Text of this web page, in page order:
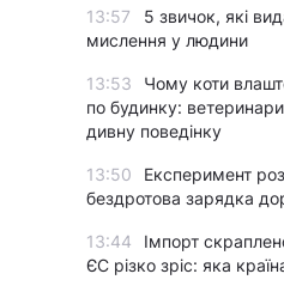
13:57
5 звичок, які
мислення у людини
13:53
Чому коти
по будинку:
дивну поведінку
13:50
Експеримент
бездротова зарядка
13:44
Імпорт
ЄС різко зріс: яка